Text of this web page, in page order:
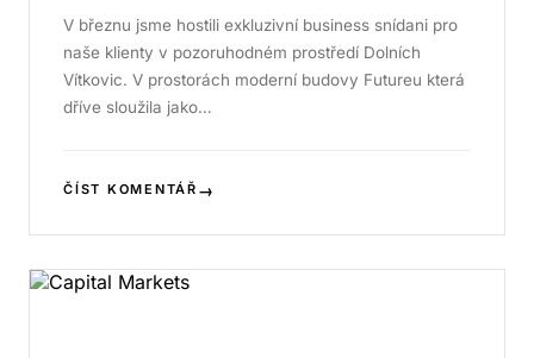
V březnu jsme hostili exkluzivní business snídani pro
naše klienty v pozoruhodném prostředí Dolních
Vítkovic. V prostorách moderní budovy Futureu která
dříve sloužila jako…
ČÍST KOMENTÁŘ →